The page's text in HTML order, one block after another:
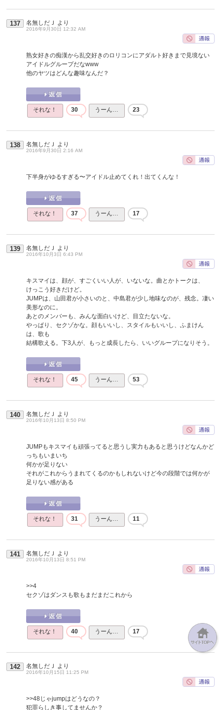
137 名無しだＪ より
2016年9月30日 12:32 AM
熟女好きの痴漢から乱交好きのロリコンにアダルト好きまで見境ない
アイドルグループだなwww
他のヤツはどんな趣味なんだ？
それな！ 30 うーん… 23
138 名無しだＪ より
2016年9月30日 2:16 AM
下半身がゆるすぎる〜アイドル止めてくれ！出てくんな！
それな！ 37 うーん… 17
139 名無しだＪ より
2016年10月3日 6:43 PM
キスマイは、顔が、すごくいい人が、いないな。曲とかトークは、
けっこう好きだけど。
JUMPは、山田君が小さいのと、中島君が少し地味なのが、残念。凄い
美形なのに。
あとのメンバーも、みんな面白いけど、目立たないな。
やっぱり、セクゾかな。顔もいいし、スタイルもいいし、ふまけん
は、歌も
結構歌える。下3人が、もっと成長したら、いいグループになりそう。
それな！ 45 うーん… 53
140 名無しだＪ より
2016年10月13日 8:50 PM
JUMPもキスマイも頑張ってると思うし実力もあると思うけどなんかど
っちもいまいち
何かが足りない
それがこれからうまれてくるのかもしれないけど今の段階では何かが
足りない感がある
それな！ 31 うーん… 11
141 名無しだＪ より
2016年10月13日 8:51 PM
>>4
セクゾはダンスも歌もまだまだこれから
それな！ 40 うーん… 17
142 名無しだＪ より
2016年10月15日 11:25 PM
>>48じゃjumpはどうなの？
犯罪らしき事してませんか？